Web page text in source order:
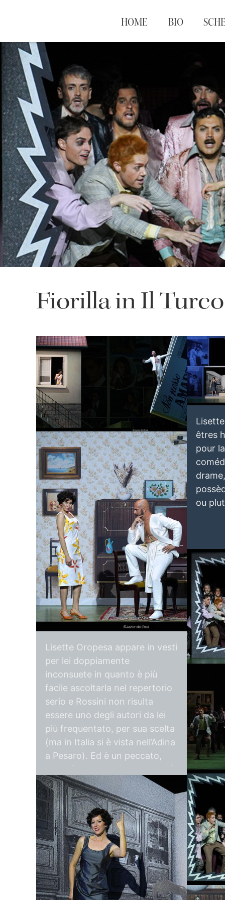
HOME BIO
Fiorilla in Il
Lisette Oropesa
Download Full Size
May 24, 2023
Javier del Real
Lisette
May 24,
êtres
pour
ou
Lisette Oropesa and Alex Esposito Download Full Size
May 24, 2023
Javier del Real
Lisette
May 24,
Lisette Oropesa appare in vesti
per lei doppiamente
inconsuete in quanto è più
facile ascoltarla nel repertorio
serio e Rossini non risulta
essere uno degli autori da lei
più frequentato, per sua scelta
(ma in Italia si è vista nell’Adina
a Pesaro). Ed è un peccato,
perché come attrice brillante è
spigliatissima e si cala in
maniera del tutto convincente
nell’impostazione registica: si
capisce che si sta divertendo e
riesce a comunicarlo al
pubblico. Il timbro è luminoso,
le agilità sicure, la verve
impagabile; a voler essere
pignoli si può individuare
Opera Click
Lisette
May 24,
Lisette
May 24,